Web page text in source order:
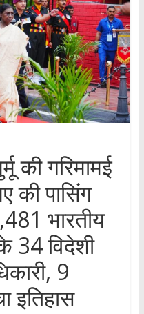
की गरिमामई
की पासिंग
भारतीय
34 विदेशी
9
इतिहास